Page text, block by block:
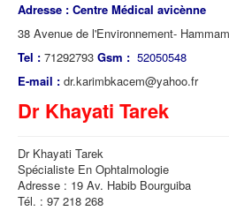
Adresse : Centre Médical avicènne
38 Avenue de l'Environnement-
Tel : 71292793 Gsm : 52050548
E-mail : dr.karimbkacem@yahoo.fr
Dr Khayati Tarek
Dr Khayati Tarek
Spécialiste En Ophtalmologie
Adresse : 19 Av. Habib Bourguiba
Tél. : 97 218 268